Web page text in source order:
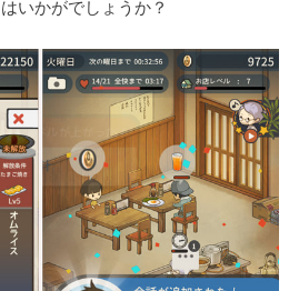
いかがでしょうか？